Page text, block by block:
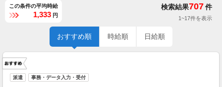
この条件の平均時給
1,333 円
検索結果707件
1~17件を表示
おすすめ順 時給順 日給順
派遣 事務・データ入力・受付